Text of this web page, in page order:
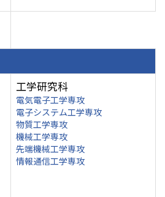
工学研究科
電気電子工学専攻
電子システム工学専攻
物質工学専攻
機械工学専攻
先端機械工学専攻
情報通信工学専攻